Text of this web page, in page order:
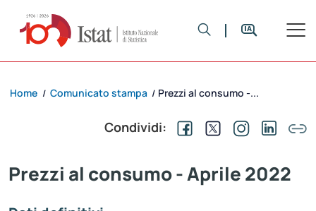
Home / Comunicato stampa / Prezzi al consumo -...
Condividi:
Prezzi al consumo - Aprile 2022